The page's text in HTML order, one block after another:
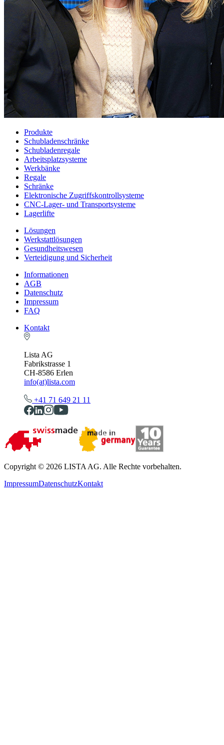
Produkte
Schubladenschränke
Schubladenregale
Arbeitsplatzsysteme
Werkbänke
Regale
Schränke
Elektronische Zugriffskontrollsysteme
CNC-Lager- und Transportsysteme
Lagerlifte
Lösungen
Werkstattlösungen
Gesundheitswesen
Verteidigung und Sicherheit
Informationen
AGB
Datenschutz
Impressum
FAQ
Kontakt
Lista AG
Fabrikstrasse 1
CH-8586 Erlen
info(at)lista.com
+41 71 649 21 11
Copyright © 2026 LISTA AG. Alle Rechte vorbehalten.
ImpressumDatenschutzKontakt